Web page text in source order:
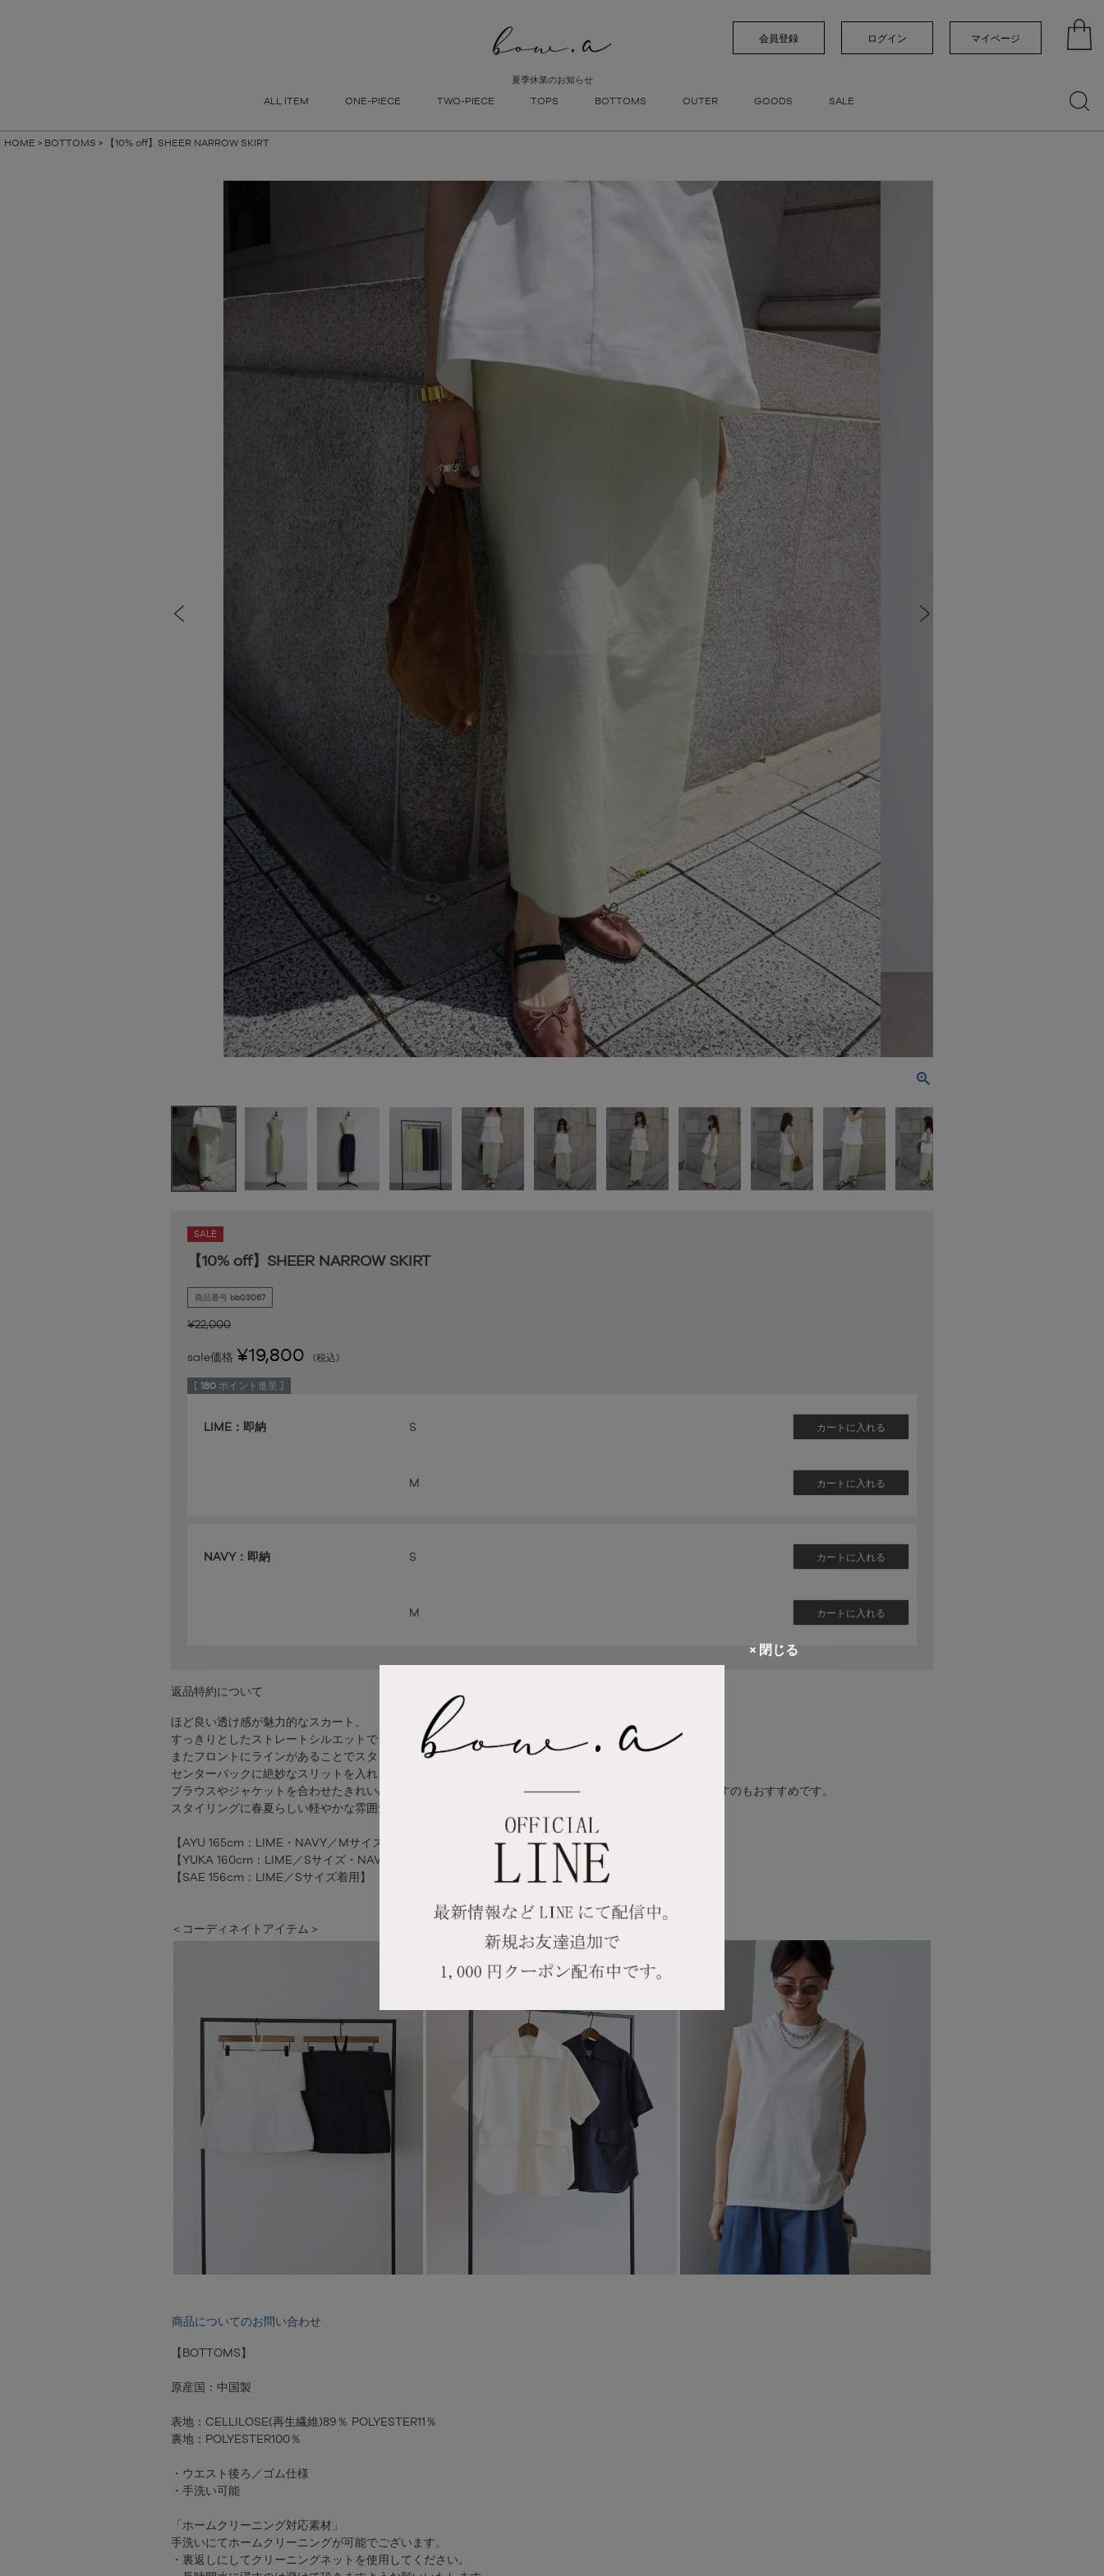
会員登録 ログイン マイページ
ALL ITEM ONE-PIECE TWO-PIECE TOPS BOTTOMS OUTER GOODS SALE
検索
夏季休業のお知らせ
HOME BOTTOMS 【10% off】SHEER NARROW SKIRT
SALE
【10% off】SHEER NARROW SKIRT
商品番号 bb03067
¥22,000
sale価格 ¥19,800 税込
[ 180 ポイント進呈 ]
LIME：即納 S カートに入れる
M カートに入れる
NAVY：即納 S カートに入れる
M カートに入れる
返品特約について
ほど良い透け感が魅力的なスカート。
すっきりとしたストレートシルエットでクリーンな印象の一着です。
またフロントにラインがあることでスタイルアップ効果に。
センターバックに絶妙なスリットを入れることで足さばきが良いのもポイントです。
ブラウスやジャケットを合わせたきれいめな着こなしはもちろん、Tシャツを合わせてカジュアルに着こなすのもおすすめです。
スタイリングに春夏らしい軽やかな雰囲気を演出してくれるアイテムです。
【AYU 165cm：LIME・NAVY／Mサイズ着用】
【YUKA 160cm：LIME／Sサイズ・NAVY／Mサイズ着用】
【SAE 156cm：LIME／Sサイズ着用】
＜コーディネイトアイテム＞
商品についてのお問い合わせ
【BOTTOMS】
原産国：中国製
表地：CELLILOSE(再生繊維)89％ POLYESTER11％
裏地：POLYESTER100％
・ウエスト後ろ／ゴム仕様
・手洗い可能
「ホームクリーニング対応素材」
手洗いにてホームクリーニングが可能でございます。
・裏返しにしてクリーニングネットを使用してください。
× 閉じる